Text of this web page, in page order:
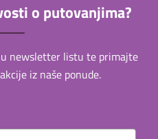
o putovanjima?
newsletter listu te primajte
iz naše ponude.